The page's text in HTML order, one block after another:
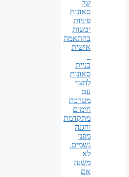
של
סאונות
פיניות
יבשות
בהתאמה
אישית
–
בניית
סאונות
לחצר
עם
מערכת
חימום
מתקדמת
והגנה
מפני
גשמים.
לא
משנה
אם